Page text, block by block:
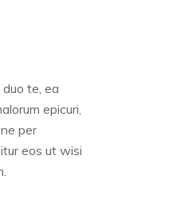
te, ea
epicuri,
per
eos ut wisi